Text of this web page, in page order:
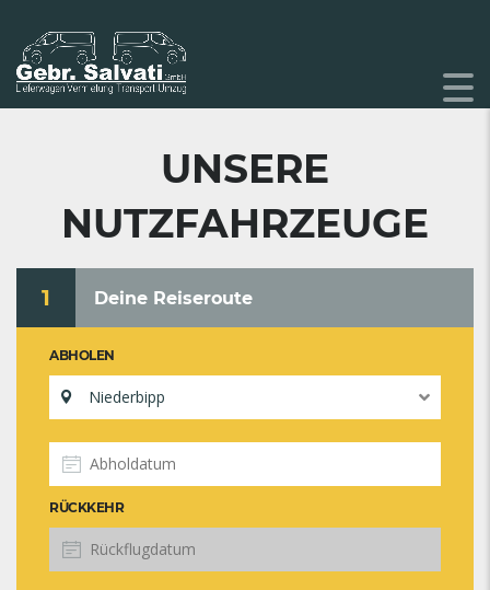
UNSERE
NUTZFAHRZEUGE
1 Deine Reiseroute
ABHOLEN
Niederbipp
RÜCKKEHR